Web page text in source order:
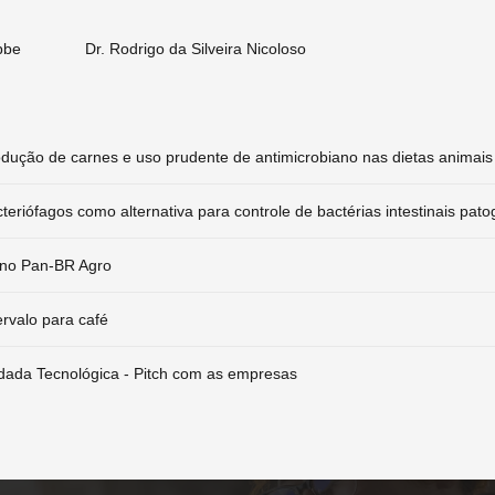
Dr. Rodrigo da Silveira Nicoloso
de carnes e uso prudente de antimicrobiano nas dietas animais
como alternativa para controle de bactérias intestinais
Pan-BR Agro
para café
Tecnológica - Pitch com as empresas